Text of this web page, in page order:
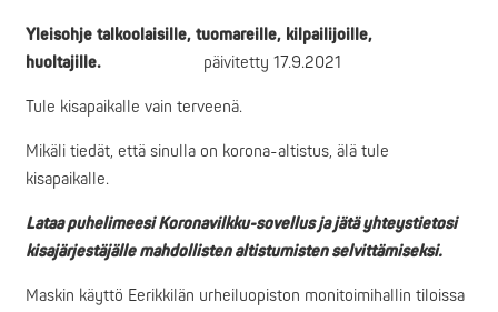
Yleisohje talkoolaisille, tuomareille, kilpailijoille,
huoltajille. päivitetty 17.9.2021
Tule kisapaikalle vain terveenä.
Mikäli tiedät, että sinulla on korona-altistus, älä tule
kisapaikalle.
Lataa puhelimeesi Koronavilkku-sovellus ja jätä yhteystietosi
kisajärjestäjälle mahdollisten altistumisten selvittämiseksi.
Maskin käyttö Eerikkilän urheiluopiston monitoimihallin tiloissa